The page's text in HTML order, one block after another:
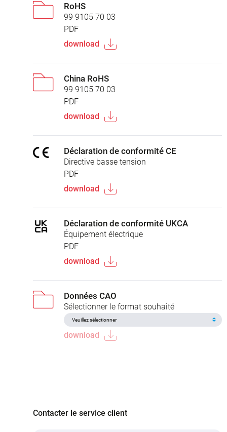
RoHS
99 9105 70 03
PDF
download
China RoHS
99 9105 70 03
PDF
download
Déclaration de conformité CE
Directive basse tension
PDF
download
Déclaration de conformité UKCA
Équipement électrique
PDF
download
Données CAO
Sélectionner le format souhaité
download
Contacter le service client